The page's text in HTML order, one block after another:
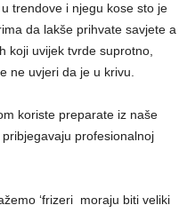
trendove i njegu kose sto je
da lakše prihvate savjete a
koji uvijek tvrde suprotno,
ne uvjeri da je u krivu.
koriste preparate iz naše
profesionalnoj
‘frizeri moraju biti veliki